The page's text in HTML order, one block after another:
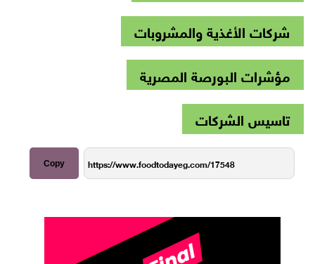
شركات الأغذية والمشروبات
مؤشرات البورصة المصرية
تاسيس الشركات
Copy